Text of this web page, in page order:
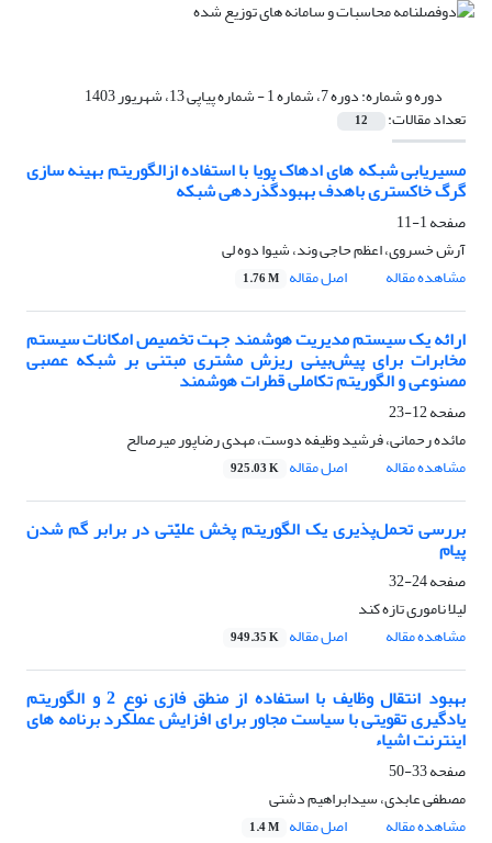
دوره و شماره:دوره 7، شماره 1 - شماره پیاپی 13، شهریور 1403
تعداد مقالات: 12
مسیریابی شبکه های ادهاک پویا با استفاده ازالگوریتم بهینه سازی
گرگ خاکستری باهدف بهبودگذردهی شبکه
صفحه1-11
آرش خسروی، اعظم حاجی وند، شیوا دوه لی
مشاهده مقاله
اصل مقاله 1.76 M
ارائه یک سیستم مدیریت هوشمند جهت تخصیص امکانات سیستم
مخابرات برای پیش‌بینی ریزش مشتری مبتنی بر شبکه عصبی
مصنوعی و الگوریتم تکاملی قطرات هوشمند
صفحه12-23
مائده رحمانی، فرشید وظیفه دوست، مهدی رضاپور میرصالح
مشاهده مقاله
اصل مقاله 925.03 K
بررسی تحمل‌پذیری یک الگوریتم پخش علیّتی در برابر گم شدن
پیام
صفحه24-32
لیلا ناموری تازه کند
مشاهده مقاله
اصل مقاله 949.35 K
بهبود انتقال وظایف با استفاده از منطق فازی نوع 2 و الگوریتم
یادگیری تقویتی با سیاست مجاور برای افزایش عملکرد برنامه های
اینترنت اشیاء
صفحه33-50
مصطفی عابدی، سیدابراهیم دشتی
مشاهده مقاله
اصل مقاله 1.4 M